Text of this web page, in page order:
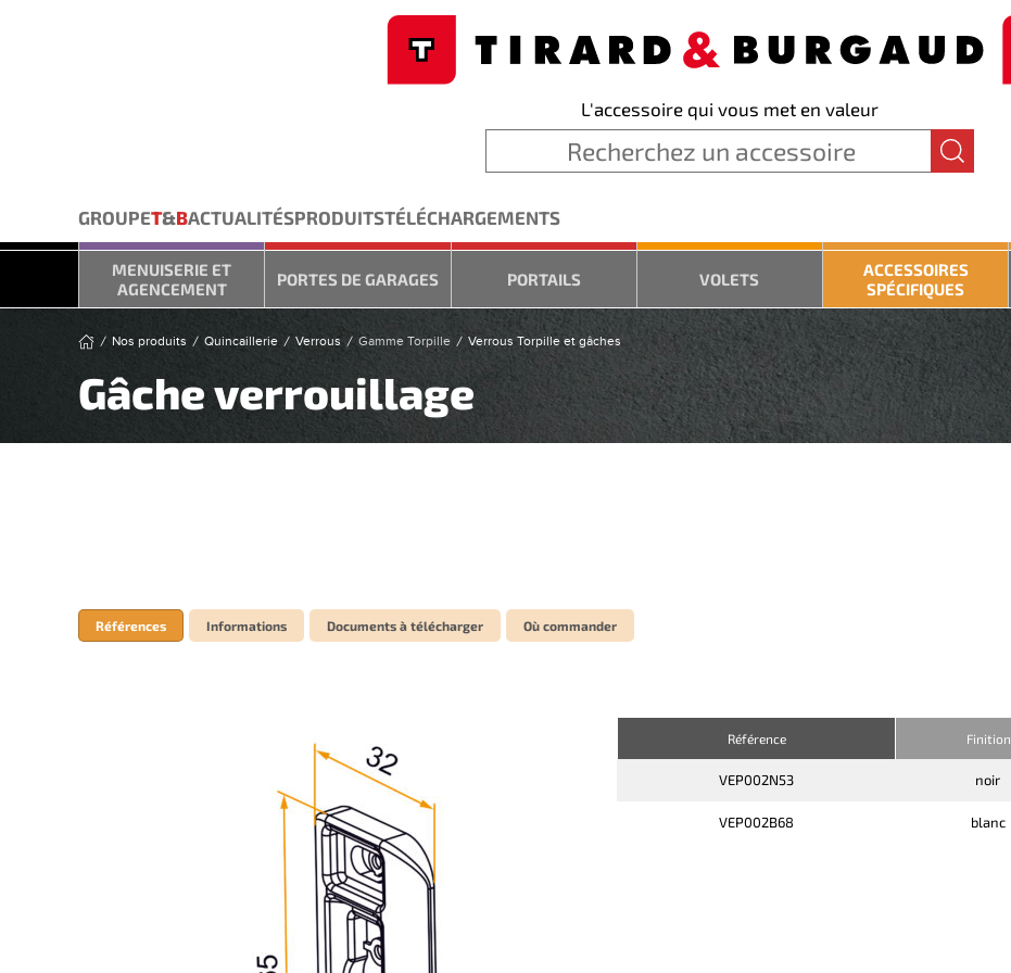
L'accessoire qui vous met en valeur
GROUPET&BACTUALITÉSPRODUITSTÉLÉCHARGEMENTS
MENUISERIE ET
AGENCEMENT
PORTES DE GARAGES PORTAILS VOLETS
ACCESSOIRES
SPÉCIFIQUES
Nos produits Quincaillerie Verrous Gamme Torpille Verrous Torpille et gâches
Gâche verrouillage
Références Informations Documents à télécharger Où commander
Référence Finition
VEP002N53 noir
VEP002B68 blanc